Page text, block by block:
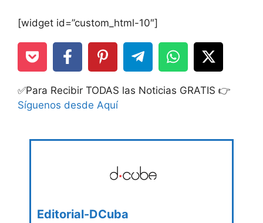
[widget id=”custom_html-10″]
✅Para Recibir TODAS las Noticias GRATIS 👉
Síguenos desde Aquí
Editorial-DCuba